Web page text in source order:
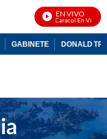
EN VIVO
Noticias Caracol En Vivo
GABINETE DONALD